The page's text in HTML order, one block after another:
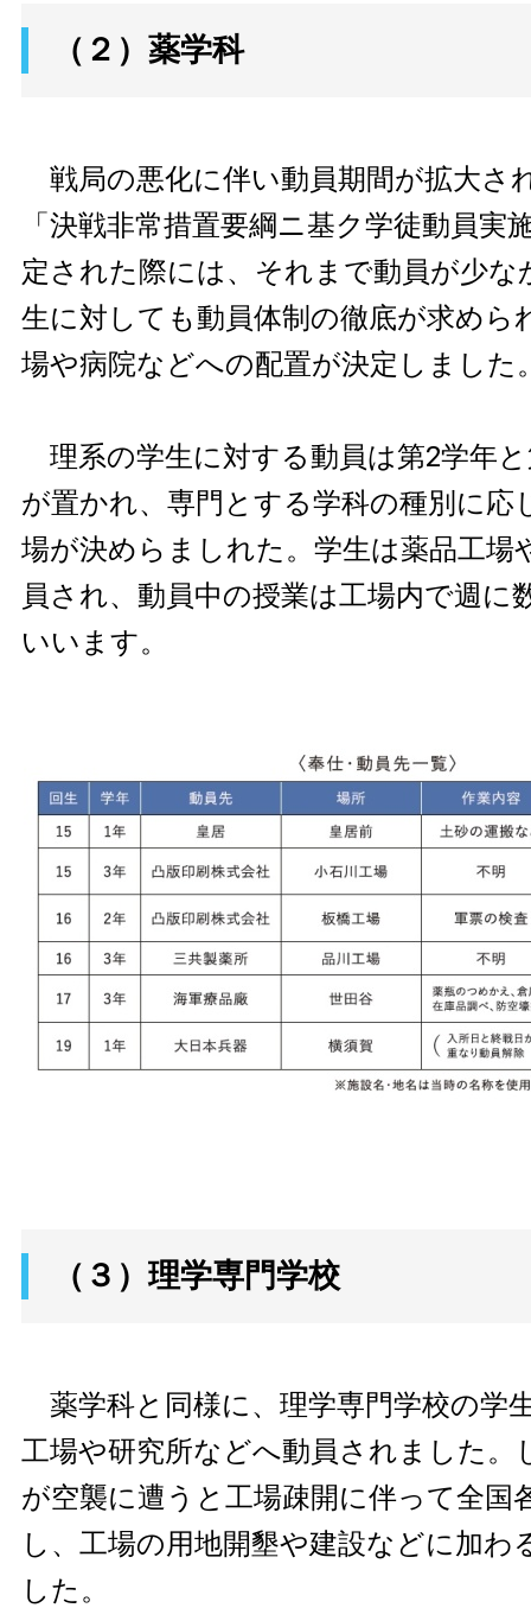
（２）薬学科
戦局の悪化に伴い動員期間が拡大さ
「決戦非常措置要綱ニ基ク学徒動員実
定された際には、それまで動員が少な
生に対しても動員体制の徹底が求めら
場や病院などへの配置が決定しました
理系の学生に対する動員は第2学年
が置かれ、専門とする学科の種別に応
場が決めらましれた。学生は薬品工場
員され、動員中の授業は工場内で週に
いいます。
（３）理学専門学校
薬学科と同様に、理学専門学校の学
工場や研究所などへ動員されました。
が空襲に遭うと工場疎開に伴って全国
し、工場の用地開墾や建設などに加わ
した。